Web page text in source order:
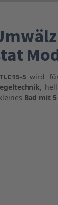
TLC15-5 wird
,
Bad mit